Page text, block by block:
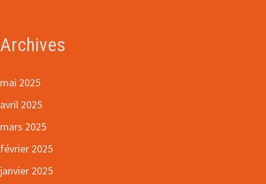
Archives
mai 2025
avril 2025
mars 2025
février 2025
janvier 2025